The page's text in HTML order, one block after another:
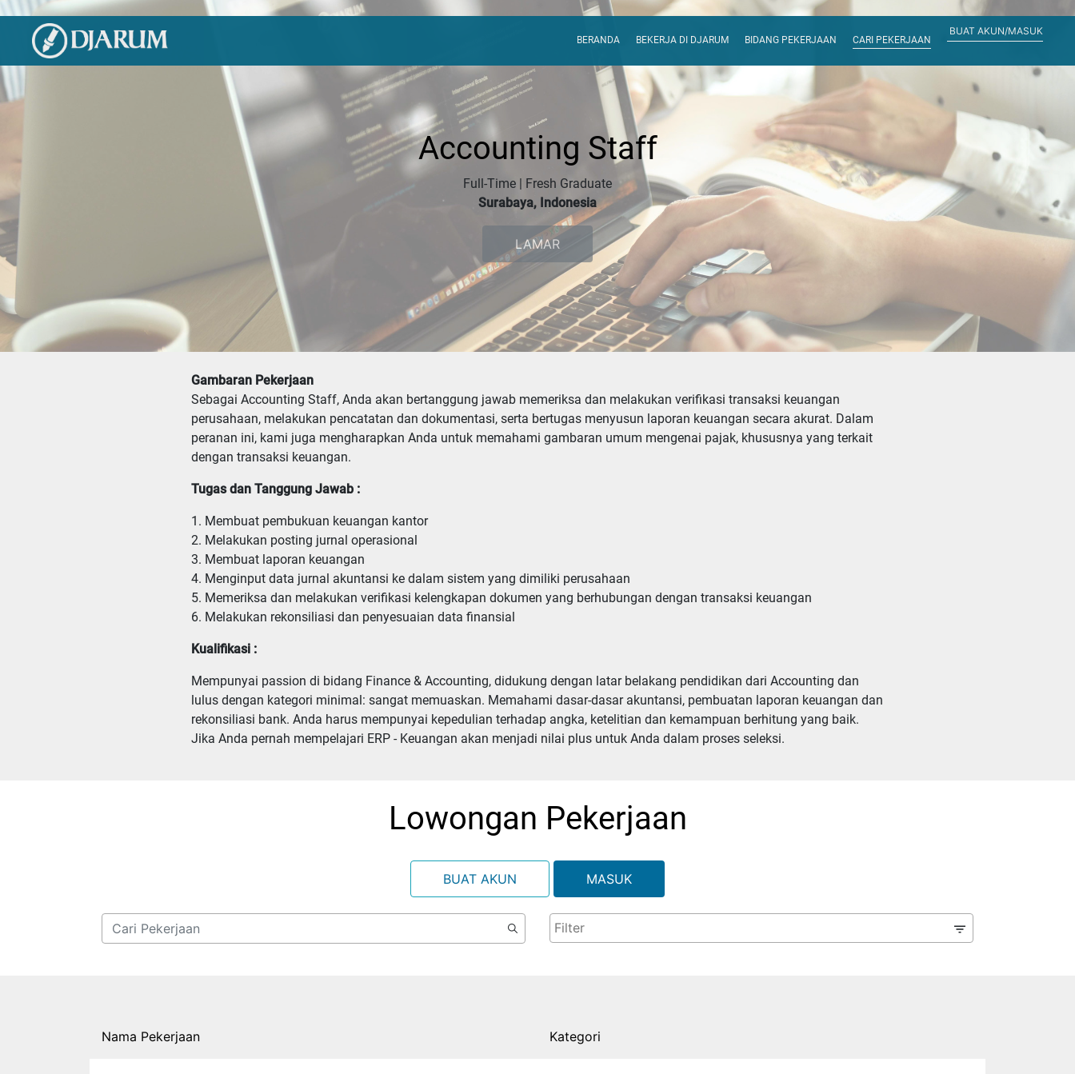
BERANDA BEKERJA DI DJARUM BIDANG PEKERJAAN CARI PEKERJAAN
BUAT AKUN/MASUK
Accounting Staff
Full-Time | Fresh Graduate
Surabaya, Indonesia
LAMAR
Gambaran Pekerjaan
Sebagai Accounting Staff, Anda akan bertanggung jawab memeriksa dan melakukan verifikasi transaksi keuangan
perusahaan, melakukan pencatatan dan dokumentasi, serta bertugas menyusun laporan keuangan secara akurat. Dalam
peranan ini, kami juga mengharapkan Anda untuk memahami gambaran umum mengenai pajak, khususnya yang terkait
dengan transaksi keuangan.
Tugas dan Tanggung Jawab :
1. Membuat pembukuan keuangan kantor
2. Melakukan posting jurnal operasional
3. Membuat laporan keuangan
4. Menginput data jurnal akuntansi ke dalam sistem yang dimiliki perusahaan
5. Memeriksa dan melakukan verifikasi kelengkapan dokumen yang berhubungan dengan transaksi keuangan
6. Melakukan rekonsiliasi dan penyesuaian data finansial
Kualifikasi :
Mempunyai passion di bidang Finance & Accounting, didukung dengan latar belakang pendidikan dari Accounting dan
lulus dengan kategori minimal: sangat memuaskan. Memahami dasar-dasar akuntansi, pembuatan laporan keuangan dan
rekonsiliasi bank. Anda harus mempunyai kepedulian terhadap angka, ketelitian dan kemampuan berhitung yang baik.
Jika Anda pernah mempelajari ERP - Keuangan akan menjadi nilai plus untuk Anda dalam proses seleksi.
Lowongan Pekerjaan
BUAT AKUN MASUK
Nama Pekerjaan Kategori